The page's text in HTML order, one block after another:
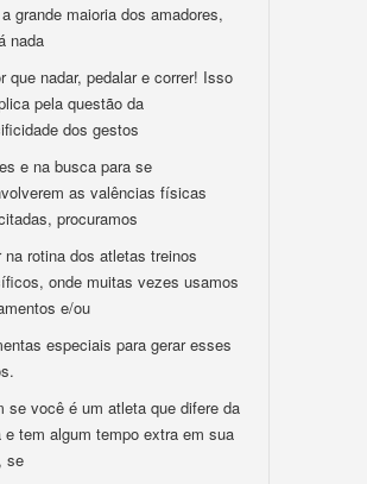
grande maioria dos amadores,
nada
que nadar, pedalar e correr! Isso
pela questão da
dos gestos
e na busca para se
as valências físicas
procuramos
na rotina dos atletas treinos
onde muitas vezes usamos
e/ou
especiais para gerar esses
se você é um atleta que difere da
e tem algum tempo extra em sua
se